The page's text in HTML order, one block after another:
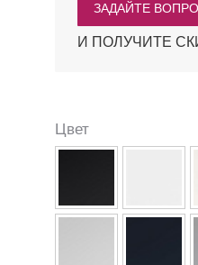
ЗАДАЙТЕ
И ПОЛУЧИТЕ
Цвет